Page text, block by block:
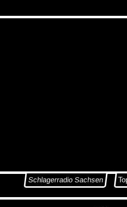
Schlagerradio Sachsen